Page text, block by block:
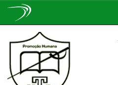
navigation